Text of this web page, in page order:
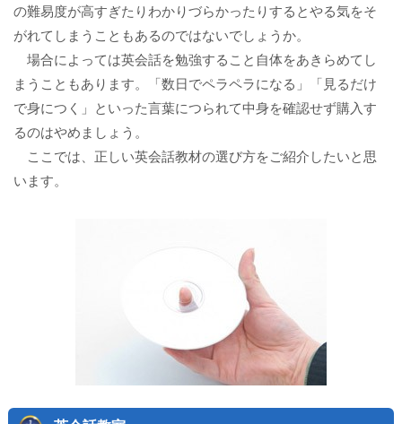
の難易度が高すぎたりわかりづらかったりするとやる気をそ
がれてしまうこともあるのではないでしょうか。
場合によっては英会話を勉強すること自体をあきらめてし
まうこともあります。「数日でペラペラになる」「見るだけ
で身につく」といった言葉につられて中身を確認せず購入す
るのはやめましょう。
ここでは、正しい英会話教材の選び方をご紹介したいと思
います。